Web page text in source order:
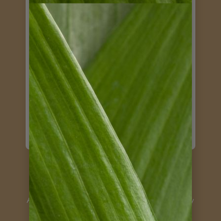
gebucht zu haben
Hallo Frau Lange, vielen Dank für
Ihre Mail, wir sind gut wieder
daheim angekommen und hatten
einen ganz tollen Urlaub. Wir sind
wirklich froh, bei Ihnen gebucht zu
haben, denn alles lief reibungslos.
Vielen Dank schon einmal an dieser
Stelle. Da Sie sicher an einigen
Infos interessiert sind, liste ich im
Folgenden einfach mal auf, was uns
so aufgefallen ist:
die von Ihnen im Vorwege
gebuchten Plätze auf beiden
Langstreckenflügen waren super,
Weiterlesen
Friederike und Jürgen / Nov. 2014
Argentinien Mietwagenreise Salta und Uruguay